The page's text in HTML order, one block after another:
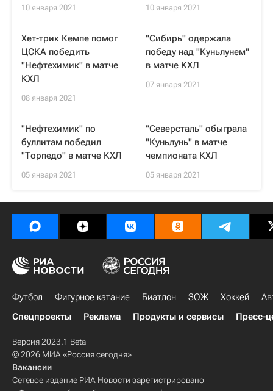
10 января 2021 10 января 2021
Хет-трик Кемпе помог
ЦСКА победить
"Нефтехимик" в матче
КХЛ
08 января 2021
"Сибирь" одержала
победу над "Куньлунем"
в матче КХЛ
07 января 2021
"Нефтехимик" по
буллитам победил
"Торпедо" в матче КХЛ
05 января 2021
"Северсталь" обыграла
"Куньлунь" в матче
чемпионата КХЛ
05 января 2021
Футбол Фигурное катание Биатлон ЗОЖ Хоккей
Спецпроекты
Реклама Продукты и сервисы Пресс-
Версия 2023.1 Beta
© 2026 МИА «Россия сегодня»
Вакансии
Сетевое издание РИА Новости зарегистрировано